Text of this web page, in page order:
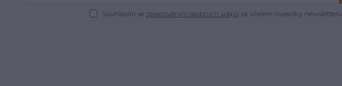
Souhlasím se zpracováním osobních údajů za účelem rozesílky newsletteru.